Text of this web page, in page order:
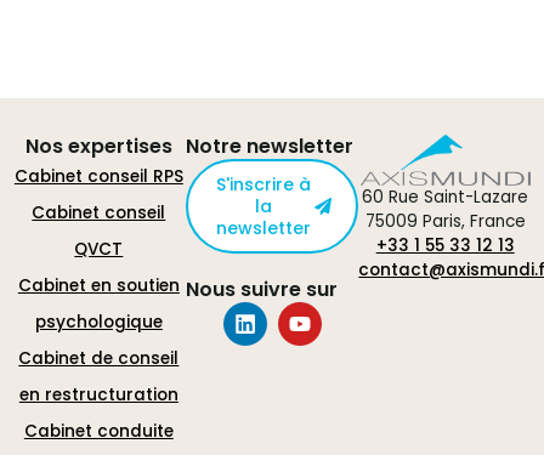
60 Rue Saint-Lazare
75009 Paris, France
+33 1 55 33 12 13
Nos expertises
Cabinet conseil RPS
Cabinet conseil
QVCT
Cabinet en soutien
psychologique
Cabinet de conseil
en restructuration
Cabinet conduite
Notre newsletter
S'inscrire à
la
newsletter
Nous suivre sur